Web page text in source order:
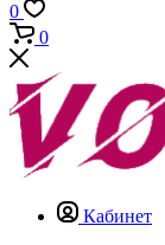
0
0
Кабинет